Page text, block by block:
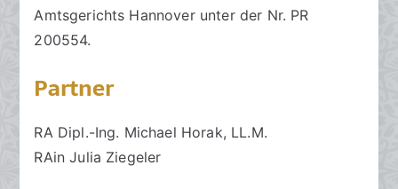
Amtsgerichts Hannover unter der Nr. PR
200554.
Partner
RA Dipl.-Ing. Michael Horak, LL.M.
RAin Julia Ziegeler